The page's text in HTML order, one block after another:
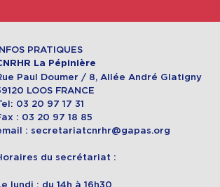
PRATIQUES
La Pépinière
Paul Doumer / 8, Allée André Glatigny
LOOS FRANCE
03 20 97 17 31
: 03 20 97 18 85
: secretariatcnrhr@gapas.org
du secrétariat :
lundi : du 14h à 16h30